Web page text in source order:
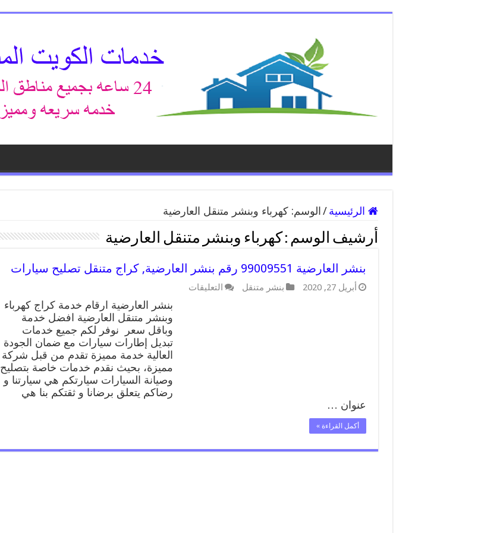
الرئيسية / الوسم:كهرباء وبنشر متنقل العارضية
أرشيف الوسم : كهرباء وبنشر متنقل العارضية
بنشر العارضية 99009551 رقم بنشر العارضية, كراج متنقل تصليح سيارات
أبريل 27, 2020 بنشر متنقل التعليقات
بنشر العارضية ارقام خدمة كراج كهرباء
وبنشر متنقل العارضية افضل خدمة
وباقل سعر نوفر لكم جميع خدمات
تبديل إطارات سيارات مع ضمان الجودة
العالية خدمة مميزة تقدم من قبل شركة
مميزة، بحيث نقدم خدمات خاصة بتصليح
وصيانة السيارات سيارتكم هي سيارتنا و
رضاكم يتعلق برضانا و ثقتكم بنا هي
عنوان …
أكمل القراءة »